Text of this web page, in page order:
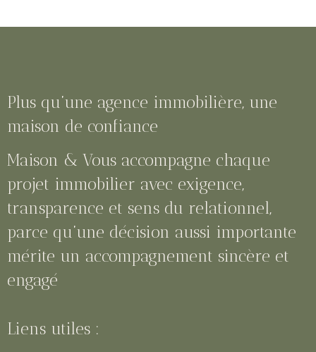
Plus qu’une agence immobilière, une
maison de confiance
Maison & Vous accompagne chaque
projet immobilier avec exigence,
transparence et sens du relationnel,
parce qu’une décision aussi importante
mérite un accompagnement sincère et
engagé
Liens utiles :